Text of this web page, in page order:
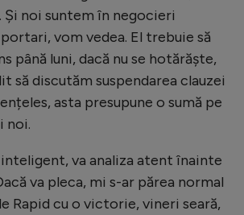
noi suntem în negocieri
vom vedea. El trebuie să
până luni, dacă nu se hotărăște,
să discutăm suspendarea clauzei
asta presupune o sumă pe
noi.
va analiza atent înainte
va pleca, mi s-ar părea normal
Rapid cu o victorie, vineri seară,